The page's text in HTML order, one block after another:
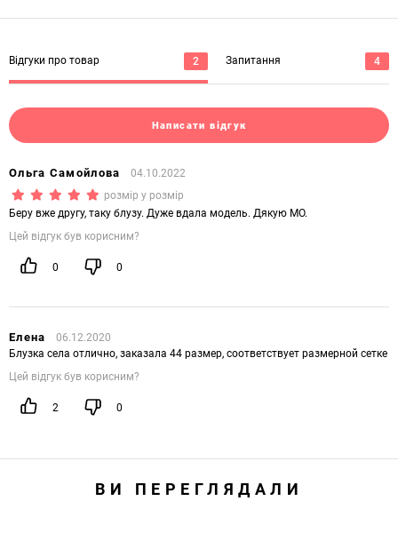
Відгуки про товар 2 Запитання 4
Написати відгук
Ольга Самойлова 04.10.2022
(*)
(*)
(*)
(*)
(*)
розмір у розмір
Беру вже другу, таку блузу. Дуже вдала модель. Дякую МО.
Цей відгук був корисним?
0 0
Елена
06.12.2020
Блузка села отлично, заказала 44 размер, соответствует размерной сетке
Цей відгук був корисним?
2 0
ВИ ПЕРЕГЛЯДАЛИ